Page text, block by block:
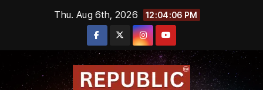
Thu. Aug 6th, 2026 12:04:06 PM